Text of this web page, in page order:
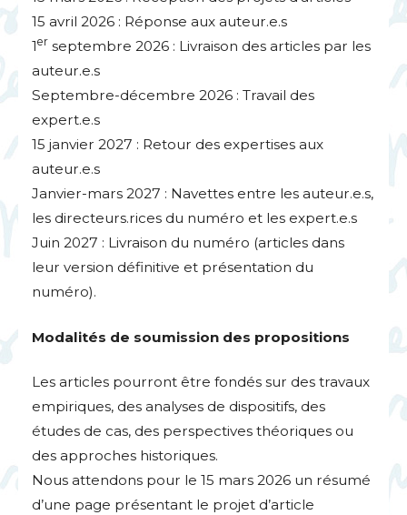
15 avril 2026 : Réponse aux auteur.e.s
1er septembre 2026 : Livraison des articles par les
auteur.e.s
Septembre-décembre 2026 : Travail des
expert.e.s
15 janvier 2027 : Retour des expertises aux
auteur.e.s
Janvier-mars 2027 : Navettes entre les auteur.e.s,
les directeurs.rices du numéro et les expert.e.s
Juin 2027 : Livraison du numéro (articles dans
leur version définitive et présentation du
numéro).
Modalités de soumission des propositions
Les articles pourront être fondés sur des travaux
empiriques, des analyses de dispositifs, des
études de cas, des perspectives théoriques ou
des approches historiques.
Nous attendons pour le 15 mars 2026 un résumé
d’une page présentant le projet d’article